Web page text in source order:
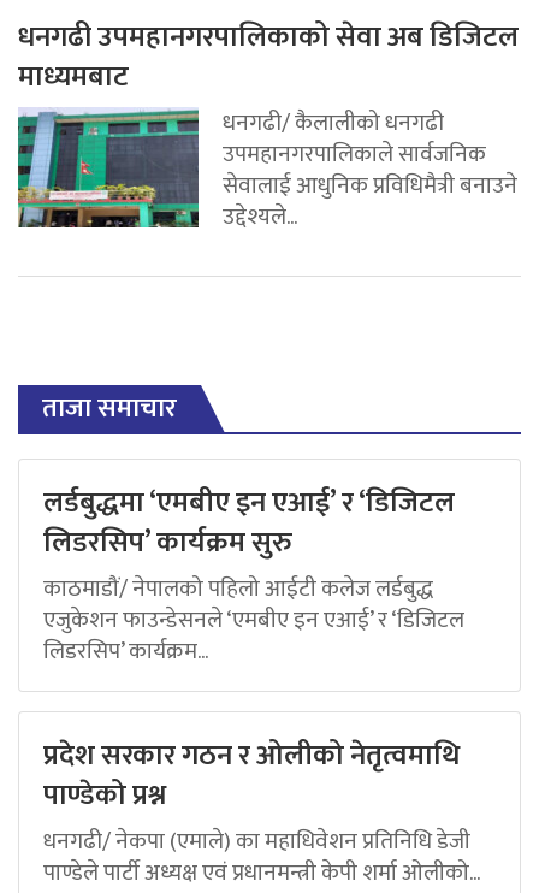
धनगढी उपमहानगरपालिकाको सेवा अब डिजिटल
माध्यमबाट
धनगढी/ कैलालीको धनगढी
उपमहानगरपालिकाले सार्वजनिक
सेवालाई आधुनिक प्रविधिमैत्री बनाउने
उद्देश्यले...
ताजा समाचार
लर्डबुद्धमा ‘एमबीए इन एआई’ र ‘डिजिटल
लिडरसिप’ कार्यक्रम सुरु
काठमाडौं/ नेपालको पहिलो आईटी कलेज लर्डबुद्ध
एजुकेशन फाउन्डेसनले ‘एमबीए इन एआई’ र ‘डिजिटल
लिडरसिप’ कार्यक्रम...
प्रदेश सरकार गठन र ओलीको नेतृत्वमाथि
पाण्डेको प्रश्न
धनगढी/ नेकपा (एमाले) का महाधिवेशन प्रतिनिधि डेजी
पाण्डेले पार्टी अध्यक्ष एवं प्रधानमन्त्री केपी शर्मा ओलीको...